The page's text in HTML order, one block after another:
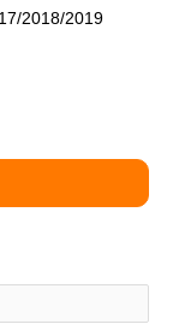
2018/2019